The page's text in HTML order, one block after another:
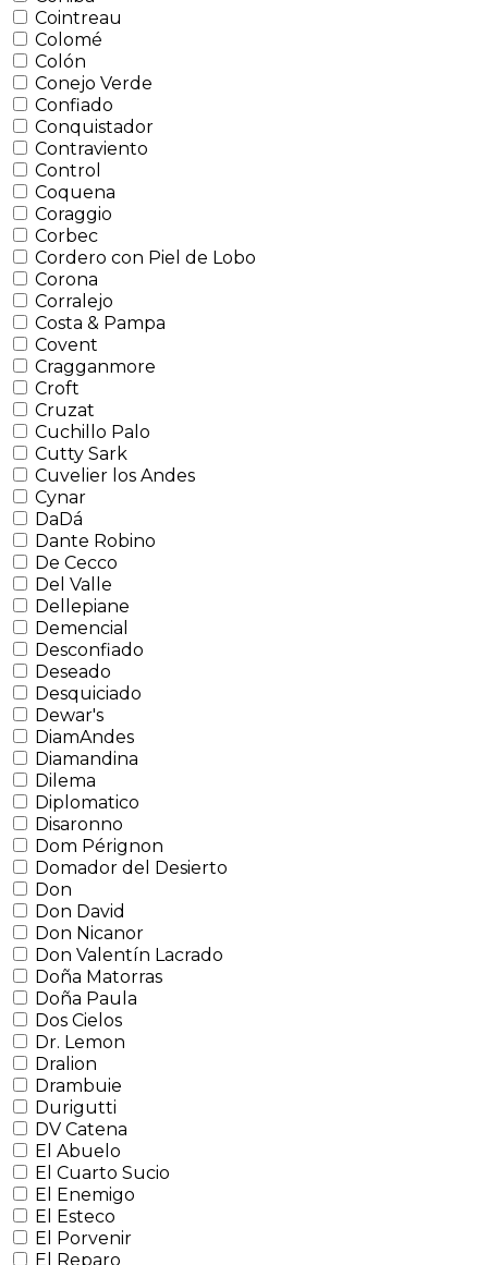
Cointreau
Colomé
Colón
Conejo Verde
Confiado
Conquistador
Contraviento
Control
Coquena
Coraggio
Corbec
Cordero con Piel de Lobo
Corona
Corralejo
Costa & Pampa
Covent
Cragganmore
Croft
Cruzat
Cuchillo Palo
Cutty Sark
Cuvelier los Andes
Cynar
DaDá
Dante Robino
De Cecco
Del Valle
Dellepiane
Demencial
Desconfiado
Deseado
Desquiciado
Dewar's
DiamAndes
Diamandina
Dilema
Diplomatico
Disaronno
Dom Pérignon
Domador del Desierto
Don
Don David
Don Nicanor
Don Valentín Lacrado
Doña Matorras
Doña Paula
Dos Cielos
Dr. Lemon
Dralion
Drambuie
Durigutti
DV Catena
El Abuelo
El Cuarto Sucio
El Enemigo
El Esteco
El Porvenir
El Reparo